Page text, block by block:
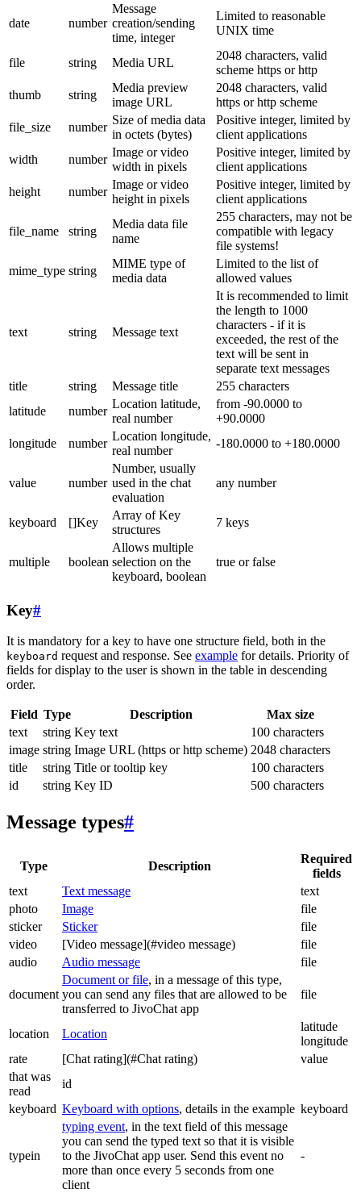
date number
Message
creation/sending
time, integer
Limited to reasonable
UNIX time
file string Media URL
2048 characters, valid
scheme https or http
thumb
string
Media preview
image URL
2048 characters, valid
https or http scheme
file_size
number
Size of media data
in octets (bytes)
Positive integer, limited by
client applications
width
number
Image or video
width in pixels
Positive integer, limited by
client applications
height
number
Image or video
height in pixels
Positive integer, limited by
client applications
file_name string
Media data file
name
255 characters, may not be
compatible with legacy
file systems!
mime_type string
MIME type of
media data
Limited to the list of
allowed values
text string Message text
It is recommended to limit
the length to 1000
characters - if it is
exceeded, the rest of the
text will be sent in
separate text messages
title
string Message title
255 characters
latitude
number
Location latitude,
real number
from -90.0000 to
+90.0000
longitude
number
Location longitude,
real number
-180.0000 to +180.0000
value number
Number, usually
used in the chat
evaluation
any number
keyboard []Key
Array of Key
structures
7 keys
multiple boolean
Allows multiple
selection on the
keyboard, boolean
true or false
Key#
It is mandatory for a key to have one structure field, both in the
keyboard request and response. See example for details. Priority of
fields for display to the user is shown in the table in descending
order.
Field Type Description
Max size
text
string Key text
100 characters
image string Image URL (https or http scheme) 2048 characters
title
string Title or tooltip key
100 characters
id
string Key ID 500 characters
Message types#
Type Description
Required
fields
text
Text message
text
photo
Image
file
sticker
Sticker
file
video
[Video message](#video message)
file
audio
Audio message file
document
Document or file, in a message of this type,
you can send any files that are allowed to be
transferred to JivoChat app
file
location Location
latitude
longitude
rate
[Chat rating](#Chat rating)
value
that was
read
id
keyboard Keyboard with options, details in the example keyboard
typein
typing event, in the text field of this message
you can send the typed text so that it is visible
to the JivoChat app user. Send this event no
more than once every 5 seconds from one
client
-